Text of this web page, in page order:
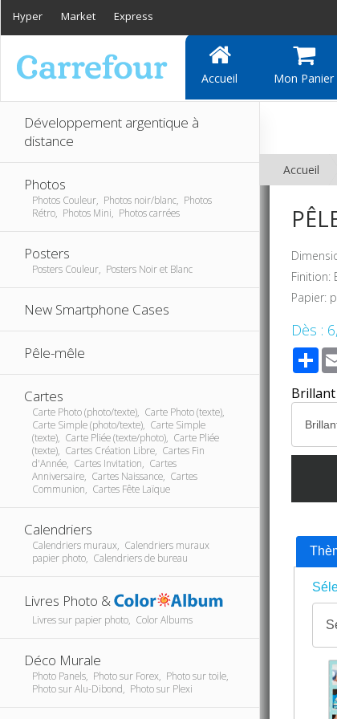
Hyper Market Express
Accueil Mon Panier
Développement argentique à
distance
Photos
Photos Couleur, Photos noir/blanc, Photos
Rétro, Photos Mini, Photos carrées
Posters
Posters Couleur, Posters Noir et Blanc
New Smartphone Cases
Pêle-mêle
Cartes
Carte Photo (photo/texte), Carte Photo (texte),
Carte Simple (photo/texte), Carte Simple
(texte), Carte Pliée (texte/photo), Carte Pliée
(texte), Cartes Création Libre, Cartes Fin
d'Année, Cartes Invitation, Cartes
Anniversaire, Cartes Naissance, Cartes
Communion, Cartes Fête Laïque
Calendriers
Calendriers muraux, Calendriers muraux
papier photo, Calendriers de bureau
Livres Photo &
Livres sur papier photo, Color Albums
Déco Murale
Photo Panels, Photo sur Forex, Photo sur toile,
Photo sur Alu-Dibond, Photo sur Plexi
Accueil
Finition:
Papier:
Dès :